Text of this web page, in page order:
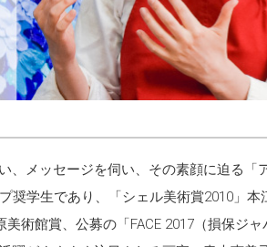
、メッセージを伺い、その素顔に迫る「
奨学生であり、「シェル美術賞2010」本
術館賞、公募の「FACE 2017（損保ジ